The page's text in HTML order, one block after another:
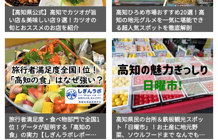
【高知県公式】高知でカツオが旨
い店＆美味しい店９選！カツオの
旬とおススメのお店を紹介
高知ひろめ市場おすすめ20選！高
知の地元グルメを一気に堪能でき
る超人気スポットを徹底解剖
旅行者満足度・食べ物部門で全国1
位！データが証明する「高知の
食」の実力【しぎんラボレポー
高知県民の台所＆鉄板観光スポッ
ト「日曜市」！お土産に地元野
菜、ソウルフードまで なんでもそ